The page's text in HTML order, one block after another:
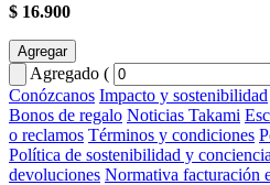
$ 16.900
Agregar
Agregado (
Conózcanos Impacto y sostenibilidad
Bonos de regalo Noticias Takami
o reclamos Términos y condiciones
Política de sostenibilidad y conciencia
devoluciones Normativa facturación